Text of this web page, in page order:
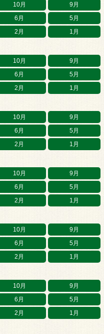
10月
9月
6月
5月
2月 1月
10月
9月
6月
5月
2月 1月
10月
9月
6月
5月
2月 1月
10月
9月
6月
5月
2月 1月
10月
9月
6月
5月
2月 1月
10月
9月
6月
5月
2月 1月